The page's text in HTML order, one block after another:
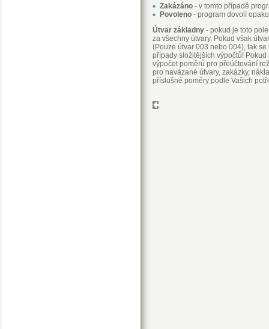
Zakázáno - v tomto případě
Povoleno - program dovolí
Útvar základny - pokud je toto
za všechny útvary. Pokud však
(Pouze útvar 003 nebo 004), tak
případy složitějších výpočtů!
výpočet poměrů pro přeúčtování
pro navázané útvary, zakázky,
příslušné poměry podle Vašich